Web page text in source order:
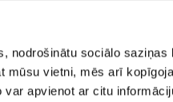
nodrošinātu sociālo
mūsu vietni, mēs arī
apvienot ar citu